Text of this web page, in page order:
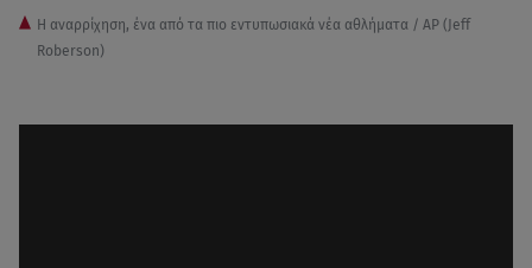
Η αναρρίχηση, ένα από τα πιο εντυπωσιακά νέα αθλήματα / AP (Jeff
Roberson)